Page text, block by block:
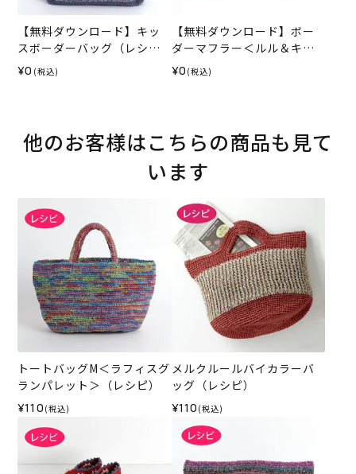
【無料ダウンロード】キッ
スボーダーバッグ（レシ
ピ）
¥0 (税込)
【無料ダウンロード】ボー
ダーマフラー＜ルル＆キッ
ス＞（レシピ）
¥0 (税込)
他のお客様はこちらの商品も見て
います
トートバッグM＜ラフィスグ
ランパレット＞（レシピ）
¥110 (税込)
メルクルールバイカラーバ
ッグ（レシピ）
¥110 (税込)